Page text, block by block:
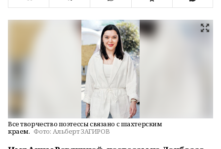
Все творчество поэтессы связано с шахтерским
краем. Фото: Альберт ЗАГИРОВ